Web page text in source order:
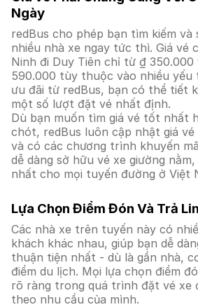
Ngày
redBus cho phép bạn tìm kiếm và
nhiều nhà xe ngay tức thì. Giá vé
Ninh đi Duy Tiên chỉ từ ₫
590.000 tùy thuộc vào nhiều yếu
ưu đãi từ redBus, bạn có thể tiết
một số lượt đặt vé nhất định.
Dù bạn muốn tìm giá vé tốt nhất
chót, redBus luôn cập nhật giá
và có các chương trình khuyến
dễ dàng sở hữu vé xe giường
nhất cho mọi tuyến đường ở Việt
Lựa Chọn Điểm Đón Và Trả
Các nhà xe trên tuyến này có
khách khác nhau, giúp bạn dễ
thuận tiện nhất - dù là gần nhà,
điểm du lịch. Mọi lựa chọn điểm
rõ ràng trong quá trình đặt vé xe
theo nhu cầu của mình.